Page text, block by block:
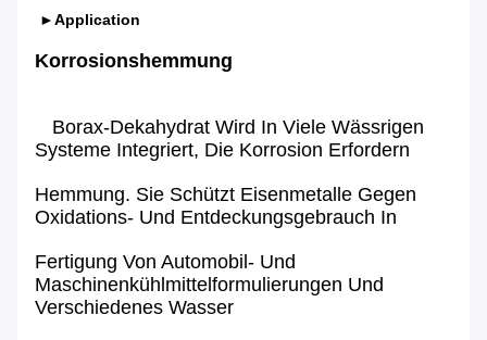
►Application
Korrosionshemmung
Borax-Dekahydrat Wird In Viele Wässrigen
Systeme Integriert, Die Korrosion Erfordern
Hemmung. Sie Schützt Eisenmetalle Gegen
Oxidations- Und Entdeckungsgebrauch In
Fertigung Von Automobil- Und
Maschinenkühlmittelformulierungen Und
Verschiedenes Wasser